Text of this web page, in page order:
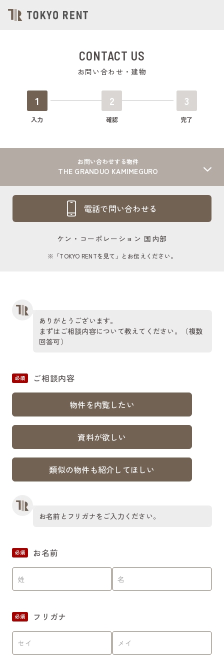
CONTACT US
お問い合わせ・建物
1
入力
2
確認
3
完了
お問い合わせする物件
THE GRANDUO KAMIMEGURO
電話で問い合わせる
ケン・コーポレーション 国内部
※「TOKYO RENTを見て」とお伝えください。
ありがとうございます。
まずはご相談内容について教えてください。（複数
回答可）
必須 ご相談内容
物件を内覧したい
資料が欲しい
類似の物件も紹介してほしい
お名前とフリガナをご入力ください。
必須 お名前
必須 フリガナ